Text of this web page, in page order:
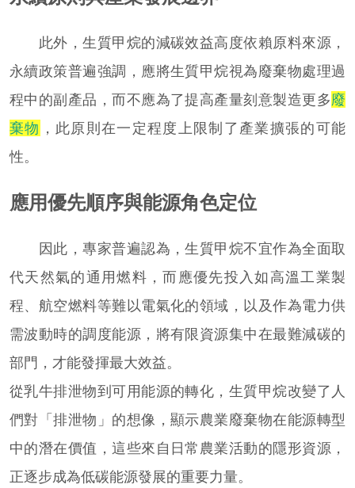
此外，生質甲烷的減碳效益高度依賴原料來源，
永續政策普遍強調，應將生質甲烷視為廢棄物處理過
程中的副產品，而不應為了提高產量刻意製造更多廢
棄物 ，此原則在一定程度上限制了產業擴張的可能
性。
應用優先順序與能源角色定位
因此，專家普遍認為，生質甲烷不宜作為全面取
代天然氣的通用燃料，而應優先投入如高溫工業製
程、航空燃料等難以電氣化的領域，以及作為電力供
需波動時的調度能源，將有限資源集中在最難減碳的
部門，才能發揮最大效益。
從乳牛排泄物到可用能源的轉化，生質甲烷改變了人
們對「排泄物」的想像，顯示農業廢棄物在能源轉型
中的潛在價值，這些來自日常農業活動的隱形資源，
正逐步成為低碳能源發展的重要力量。